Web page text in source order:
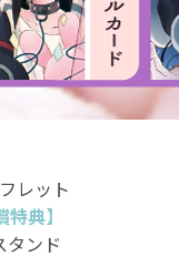
レット
典】
タンド